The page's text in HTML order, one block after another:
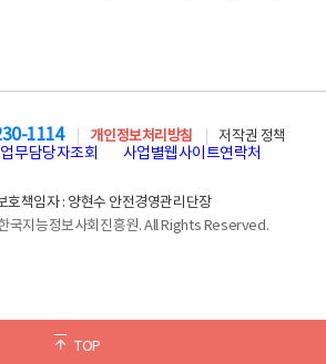
TOP
1114 개인정보처리방침
저작권 정책
업무담당자조회 사업별웹사이트연락처
호책임자 : 양현수 안전경영관리단장
국지능정보사회진흥원. All Rights Reserved.